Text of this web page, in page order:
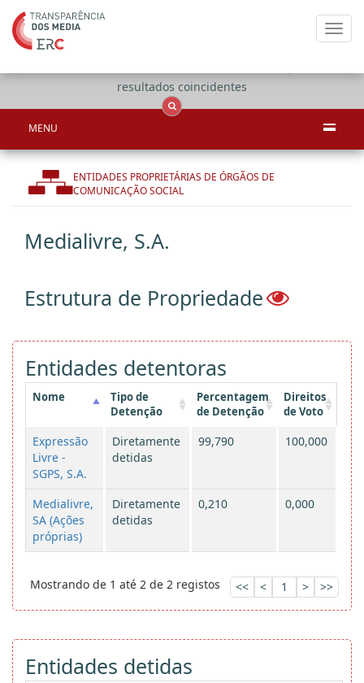
resultados coincidentes
MENU
ENTIDADES PROPRIETÁRIAS DE ÓRGÃOS DE
COMUNICAÇÃO SOCIAL
Medialivre, S.A.
Estrutura de Propriedade
Entidades detentoras
Nome
Tipo de
Detenção
Percentagem
de Detenção
Direitos
de Voto
Expressão
Livre -
SGPS, S.A.
Diretamente
detidas
99,790 100,000
Medialivre,
SA (Ações
próprias)
Diretamente
detidas
0,210 0,000
Mostrando de 1 até 2 de 2 registos << < 1 > >>
Entidades detidas